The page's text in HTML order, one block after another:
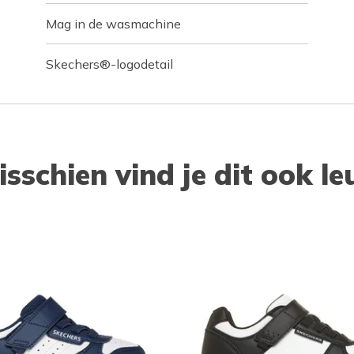
Mag in de wasmachine
Skechers®-logodetail
vind je dit ook